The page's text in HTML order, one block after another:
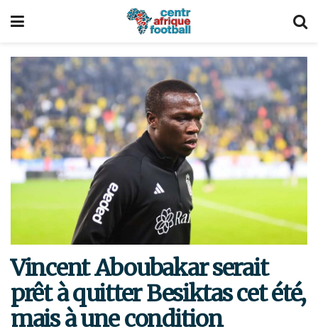
Vincent Aboubakar serait
prêt à quitter Besiktas cet été,
mais à une condition